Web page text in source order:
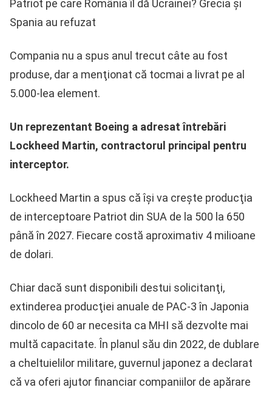
Patriot pe care România îl dă Ucrainei? Grecia și
Spania au refuzat
Compania nu a spus anul trecut câte au fost
produse, dar a menţionat că tocmai a livrat pe al
5.000-lea element.
Un reprezentant Boeing a adresat întrebări
Lockheed Martin, contractorul principal pentru
interceptor.
Lockheed Martin a spus că îşi va creşte producţia
de interceptoare Patriot din SUA de la 500 la 650
până în 2027. Fiecare costă aproximativ 4 milioane
de dolari.
Chiar dacă sunt disponibili destui solicitanţi,
extinderea producţiei anuale de PAC-3 în Japonia
dincolo de 60 ar necesita ca MHI să dezvolte mai
multă capacitate. În planul său din 2022, de dublare
a cheltuielilor militare, guvernul japonez a declarat
că va oferi ajutor financiar companiilor de apărare